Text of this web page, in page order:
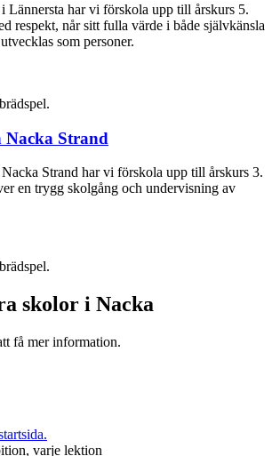
Lännersta har vi förskola upp till årskurs 5.
respekt, når sitt fulla värde i både självkänsla
som personer.
Nacka Strand
Strand har vi förskola upp till årskurs 3.
en trygg skolgång och undervisning av
skolor i Nacka
få mer information.
varje lektion